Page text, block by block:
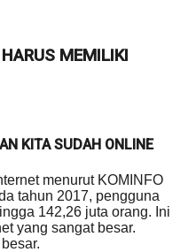
MEMILIKI
KITA SUDAH ONLINE
menurut KOMINFO
tahun 2017, pengguna
142,26 juta orang. Ini
yang sangat besar.